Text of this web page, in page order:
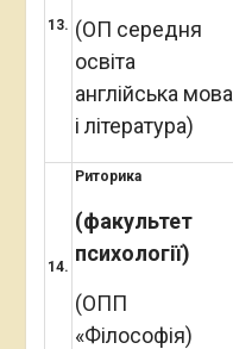
13. (ОП середня
освіта
англійська мова
і література)
1 4.
Риторика
(факультет
психології)
(ОПП
«Філософія)